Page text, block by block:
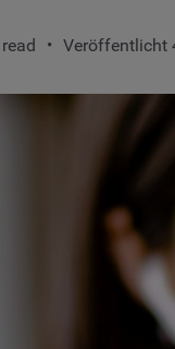
Veröffentlicht